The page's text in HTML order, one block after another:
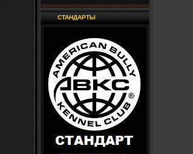
СТАНДАРТЫ